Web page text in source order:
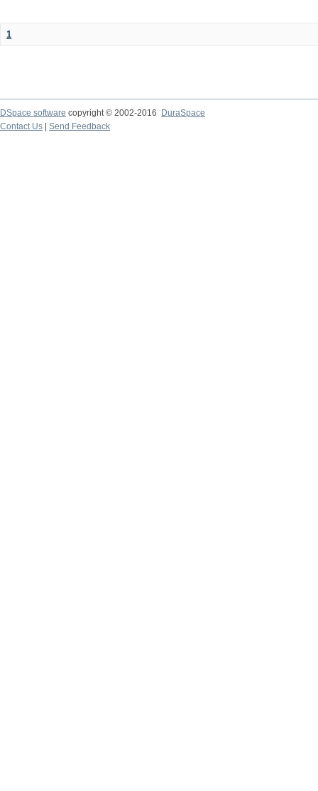
1
DSpace software copyright © 2002-2016
DuraSpace
Contact Us
Send Feedback